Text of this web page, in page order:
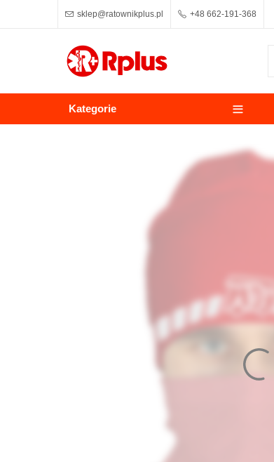
sklep@ratownikplus.pl +48 662-191-368
Kategorie